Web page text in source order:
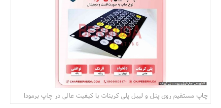
چاپ مستقیم روی پنل و لیبل پلی کربنات با کیفیت عالی در چاپ برمودا